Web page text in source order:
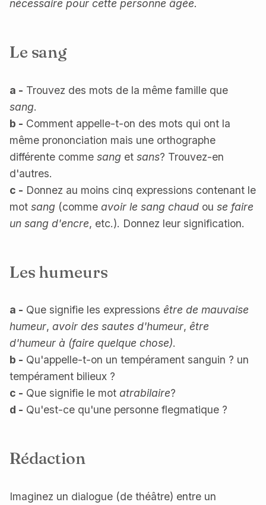
nécessaire pour cette personne âgée.
Le sang
a - Trouvez des mots de la même famille que
sang.
b - Comment appelle-t-on des mots qui ont la
même prononciation mais une orthographe
différente comme sang et sans? Trouvez-en
d'autres.
c - Donnez au moins cinq expressions contenant le
mot sang (comme avoir le sang chaud ou se faire
un sang d'encre, etc.). Donnez leur signification.
Les humeurs
a - Que signifie les expressions être de mauvaise
humeur, avoir des sautes d'humeur, être
d'humeur à (faire quelque chose).
b - Qu'appelle-t-on un tempérament sanguin ? un
tempérament bilieux ?
c - Que signifie le mot atrabilaire?
d - Qu'est-ce qu'une personne flegmatique ?
Rédaction
Imaginez un dialogue (de théâtre) entre un